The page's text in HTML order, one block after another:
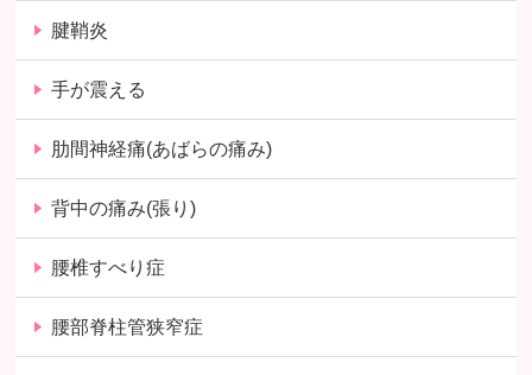
腱鞘炎
手が震える
肋間神経痛(あばらの痛み)
背中の痛み(張り)
腰椎すべり症
腰部脊柱管狭窄症